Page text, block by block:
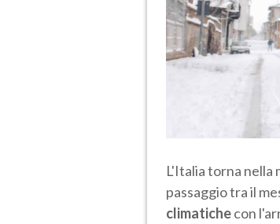
L'Italia torna nella
passaggio tra il
climatichecon